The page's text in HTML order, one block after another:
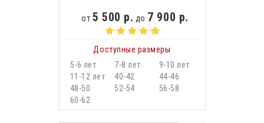
от 5 500 р. до 7 900 р.
Доступные размеры
5-6 лет
7-8 лет
9-10 лет
11-12 лет
40-42
44-46
48-50
52-54
56-58
60-62